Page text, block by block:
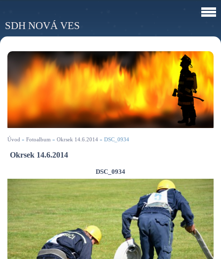
SDH NOVÁ VES
Úvod » Fotoalbum » Okrsek 14.6.2014 » DSC_0934
Okrsek 14.6.2014
DSC_0934